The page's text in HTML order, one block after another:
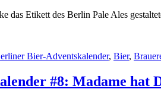
das Etikett des Berlin Pale Ales
Bier-Adventskalender, Bier,
#8: Madame hat